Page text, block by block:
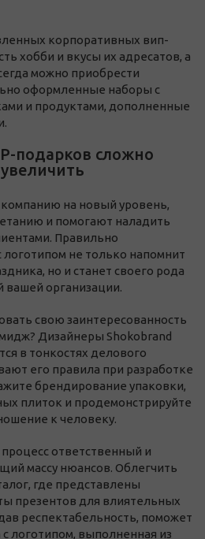
корпоративных вип-
хобби и вкусы их адресатов, а
можно приобрести
оформленные наборы с
и продуктами, дополненные
подарков сложно
на новый уровень,
и помогают наладить
Правильно
не только напомнит
но и станет своего рода
вашей организации.
свою заинтересованность
Дизайнеры Shokobrand
в тонкостях делового
его правила при разработке
брендирование упаковки,
плиток и продемонстрируйте
к человеку.
ответственный и
массу нюансов. Облегчить
где представлены
презентов для влиятельных
респектабельность, поможет
логотипом, выполненная из